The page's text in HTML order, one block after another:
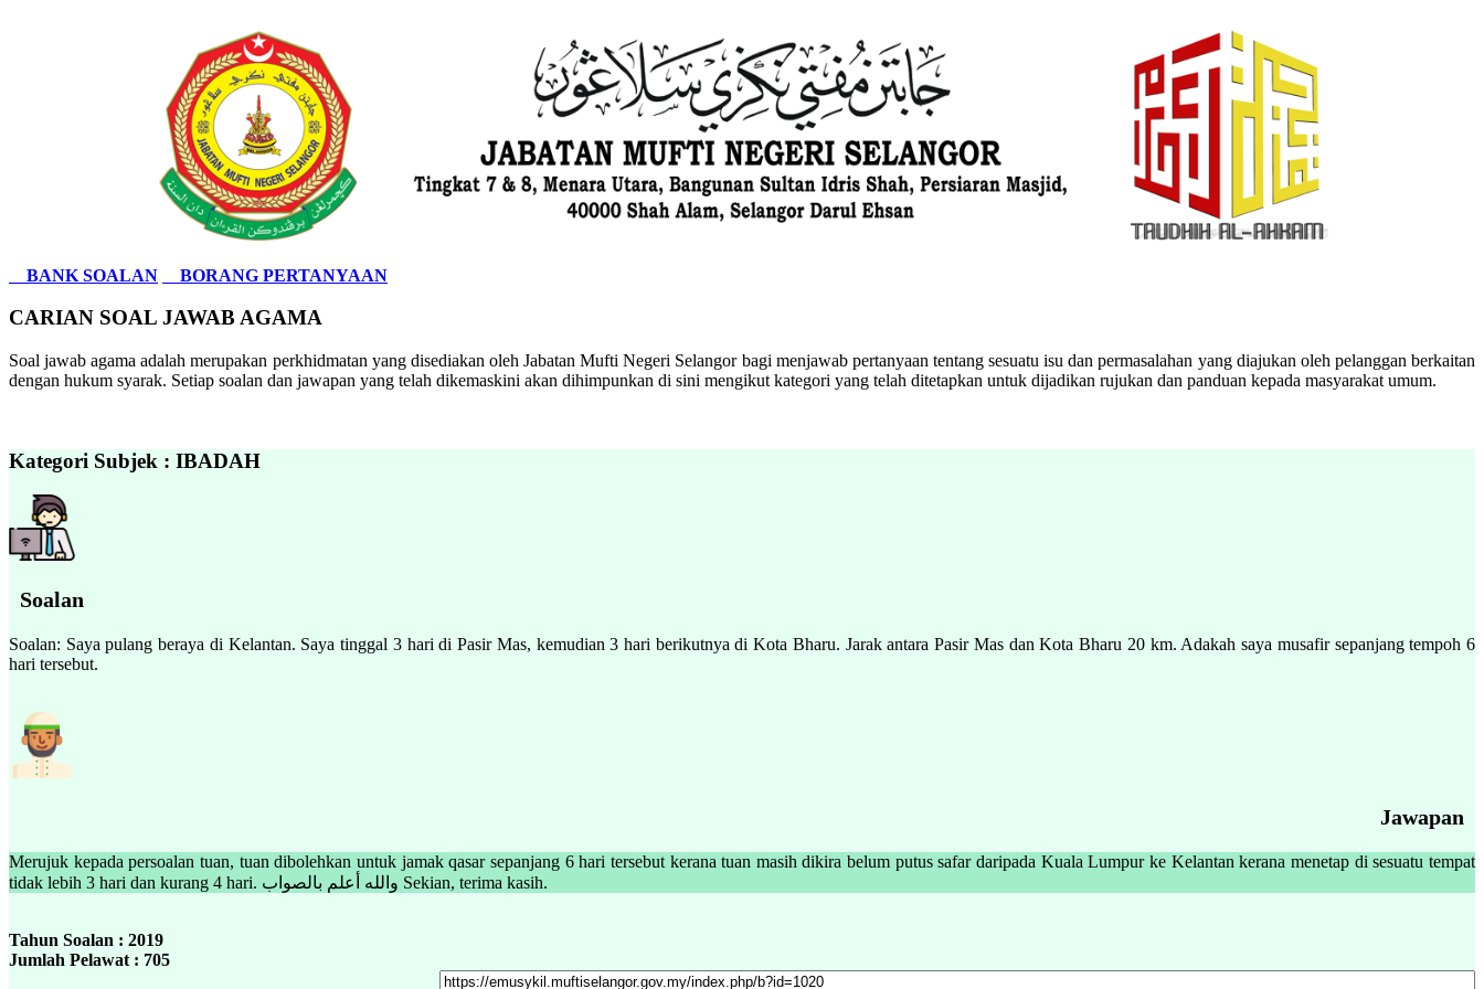
BANK SOALAN BORANG PERTANYAAN
CARIAN SOAL JAWAB AGAMA
Soal jawab agama adalah merupakan perkhidmatan yang disediakan oleh Jabatan Mufti Negeri Selangor bagi menjawab pertanyaan tentang sesuatu isu dan permasalahan yang diajukan oleh pelanggan berkaitan
dengan hukum syarak. Setiap soalan dan jawapan yang telah dikemaskini akan dihimpunkan di sini mengikut kategori yang telah ditetapkan untuk dijadikan rujukan dan panduan kepada masyarakat umum.
Kategori Subjek : IBADAH
Soalan
Soalan: Saya pulang beraya di Kelantan. Saya tinggal 3 hari di Pasir Mas, kemudian 3 hari berikutnya di Kota Bharu. Jarak antara Pasir Mas dan Kota Bharu 20 km. Adakah saya musafir sepanjang tempoh 6
hari tersebut.
Jawapan
Merujuk kepada persoalan tuan, tuan dibolehkan untuk jamak qasar sepanjang 6 hari tersebut kerana tuan masih dikira belum putus safar daripada Kuala Lumpur ke Kelantan kerana menetap di sesuatu tempat
tidak lebih 3 hari dan kurang 4 hari. والله أعلم بالصواب Sekian, terima kasih.
Tahun Soalan : 2019
Jumlah Pelawat : 705